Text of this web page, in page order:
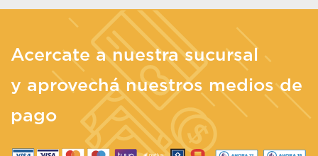
Acercate a nuestra sucursal
y aprovechá nuestros medios de
pago